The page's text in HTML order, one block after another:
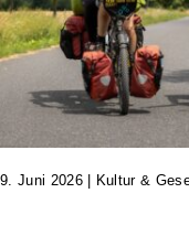
9. Juni 2026| Kultur &